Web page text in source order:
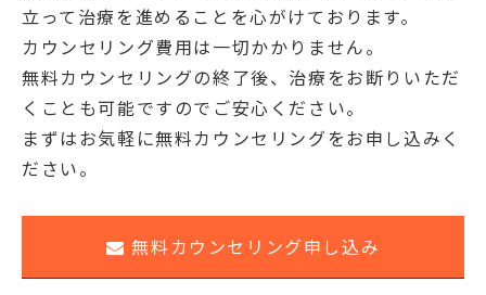
立って治療を進めることを心がけております。
カウンセリング費用は一切かかりません。
無料カウンセリングの終了後、治療をお断りいただ
くことも可能ですのでご安心ください。
まずはお気軽に無料カウンセリングをお申し込みく
ださい。
無料カウンセリング申し込み